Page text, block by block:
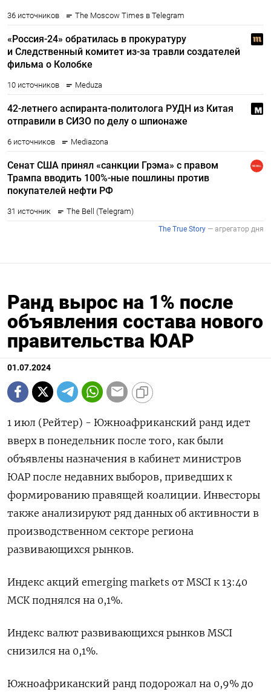
Ранд вырос на 1% после
объявления состава нового
правительства ЮАР
01.07.2024
1 июл (Рейтер) - Южноафриканский ранд идет
вверх в понедельник после того, как были
объявлены назначения в кабинет министров
ЮАР после недавних выборов, приведших к
формированию правящей коалиции. Инвесторы
также анализируют ряд данных об активности в
производственном секторе региона
развивающихся рынков.
Индекс акций emerging markets от MSCI к 13:40
МСК поднялся на 0,1%.
Индекс валют развивающихся рынков MSCI
снизился на 0,1%.
Южноафриканский ранд подорожал на 0,9% до